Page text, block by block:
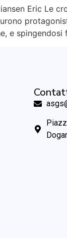
Eric Le
e spingendosi